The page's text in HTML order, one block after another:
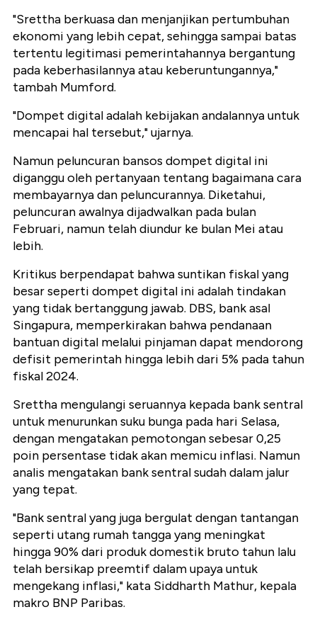
"Srettha berkuasa dan menjanjikan pertumbuhan
ekonomi yang lebih cepat, sehingga sampai batas
tertentu legitimasi pemerintahannya bergantung
pada keberhasilannya atau keberuntungannya,"
tambah Mumford.
"Dompet digital adalah kebijakan andalannya untuk
mencapai hal tersebut," ujarnya.
Namun peluncuran bansos dompet digital ini
diganggu oleh pertanyaan tentang bagaimana cara
membayarnya dan peluncurannya. Diketahui,
peluncuran awalnya dijadwalkan pada bulan
Februari, namun telah diundur ke bulan Mei atau
lebih.
Kritikus berpendapat bahwa suntikan fiskal yang
besar seperti dompet digital ini adalah tindakan
yang tidak bertanggung jawab. DBS, bank asal
Singapura, memperkirakan bahwa pendanaan
bantuan digital melalui pinjaman dapat mendorong
defisit pemerintah hingga lebih dari 5% pada tahun
fiskal 2024.
Srettha mengulangi seruannya kepada bank sentral
untuk menurunkan suku bunga pada hari Selasa,
dengan mengatakan pemotongan sebesar 0,25
poin persentase tidak akan memicu inflasi. Namun
analis mengatakan bank sentral sudah dalam jalur
yang tepat.
"Bank sentral yang juga bergulat dengan tantangan
seperti utang rumah tangga yang meningkat
hingga 90% dari produk domestik bruto tahun lalu
telah bersikap preemtif dalam upaya untuk
mengekang inflasi," kata Siddharth Mathur, kepala
makro BNP Paribas.